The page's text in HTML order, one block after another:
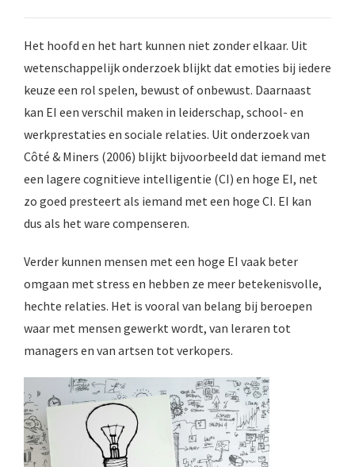
Het hoofd en het hart kunnen niet zonder elkaar. Uit
wetenschappelijk onderzoek blijkt dat emoties bij iedere
keuze een rol spelen, bewust of onbewust. Daarnaast
kan EI een verschil maken in leiderschap, school- en
werkprestaties en sociale relaties. Uit onderzoek van
Côté & Miners (2006) blijkt bijvoorbeeld dat iemand met
een lagere cognitieve intelligentie (CI) en hoge EI, net
zo goed presteert als iemand met een hoge CI. EI kan
dus als het ware compenseren.
Verder kunnen mensen met een hoge EI vaak beter
omgaan met stress en hebben ze meer betekenisvolle,
hechte relaties. Het is vooral van belang bij beroepen
waar met mensen gewerkt wordt, van leraren tot
managers en van artsen tot verkopers.